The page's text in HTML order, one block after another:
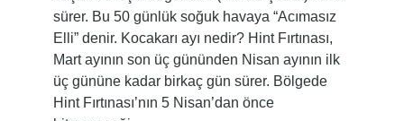
sürer. Bu 50 günlük soğuk havaya “Acımasız
Elli” denir. Kocakarı ayı nedir? Hint Fırtınası,
Mart ayının son üç gününden Nisan ayının ilk
üç gününe kadar birkaç gün sürer. Bölgede
Hint Fırtınası’nın 5 Nisan’dan önce